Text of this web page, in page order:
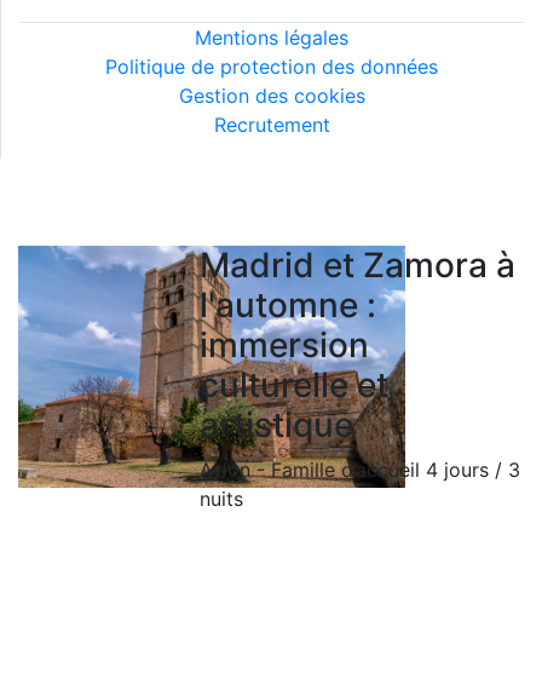
Mentions légales
Politique de protection des données
Gestion des cookies
Recrutement
Madrid et Zamora à
l'automne :
immersion
culturelle et
artistique
Avion - Famille d’accueil 4 jours / 3
nuits